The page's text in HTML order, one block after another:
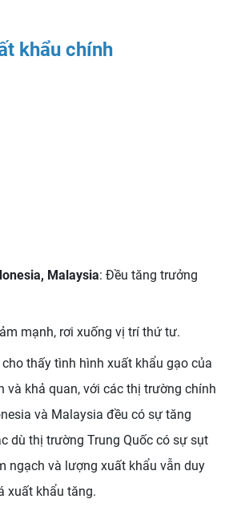
khẩu chính
Malaysia: Đều tăng trưởng
mạnh, rơi xuống vị trí thứ tư.
thấy tình hình xuất khẩu gạo của
và khả quan, với các thị trường chính
và Malaysia đều có sự tăng
dù thị trường Trung Quốc có sự sụt
ngạch và lượng xuất khẩu vẫn duy
xuất khẩu tăng.